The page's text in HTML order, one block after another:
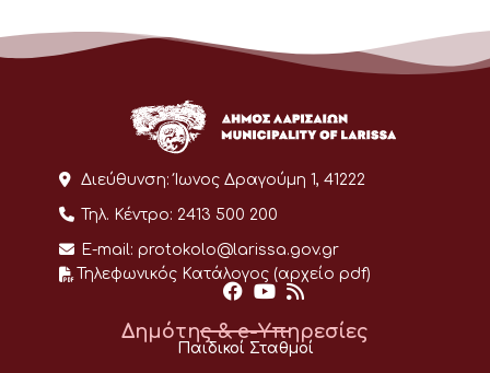
Διεύθυνση: Ίωνος Δραγούμη 1, 41222
Τηλ. Κέντρο: 2413 500 200
E-mail: protokolo@larissa.gov.gr
Τηλεφωνικός Κατάλογος (αρχείο pdf)
Δημότης & e-Υπηρεσίες
Παιδικοί Σταθμοί